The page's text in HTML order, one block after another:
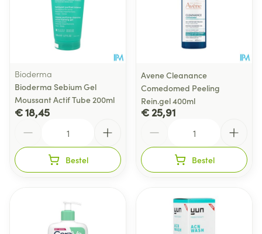
Bioderma
Bioderma Sebium Gel
Moussant Actif Tube 200ml
€ 18,45
Bestel
Avene Cleanance
Comedomed Peeling
Rein.gel 400ml
€ 25,91
Bestel